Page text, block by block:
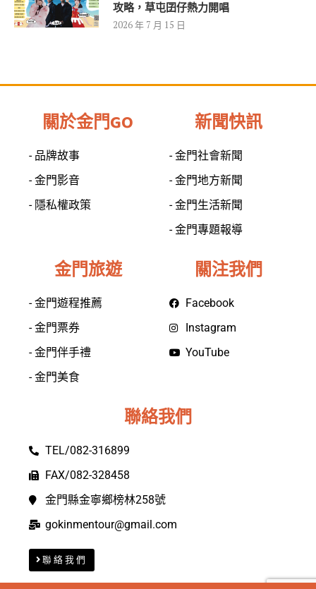
攻略，草屯囝仔熱力開唱
2026 年 7 月 15 日
關於金門GO
- 品牌故事
- 金門影音
- 隱私權政策
新聞快訊
- 金門社會新聞
- 金門地方新聞
- 金門生活新聞
- 金門專題報導
金門旅遊
- 金門遊程推薦
- 金門票券
- 金門伴手禮
- 金門美食
關注我們
Facebook
Instagram
YouTube
聯絡我們
TEL/082-316899
FAX/082-328458
金門縣金寧鄉榜林258號
gokinmentour@gmail.com
聯絡我們